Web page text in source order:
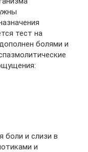
тест на
болями и
боли и слизи в
и